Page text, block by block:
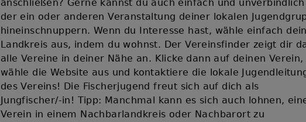
anschließen? Gerne kannst du auch einfach und
der ein oder anderen Veranstaltung deiner lokalen
hineinschnuppern. Wenn du Interesse hast, wähle einfach
Landkreis aus, indem du wohnst. Der Vereinsfinder zeigt dir
alle Vereine in deiner Nähe an. Klicke dann auf deinen Verein,
wähle die Website aus und kontaktiere die lokale
des Vereins! Die Fischerjugend freut sich auf dich als
Jungfischer/-in! Tipp: Manchmal kann es sich auch lohnen,
Verein in einem Nachbarlandkreis oder Nachbarort zu